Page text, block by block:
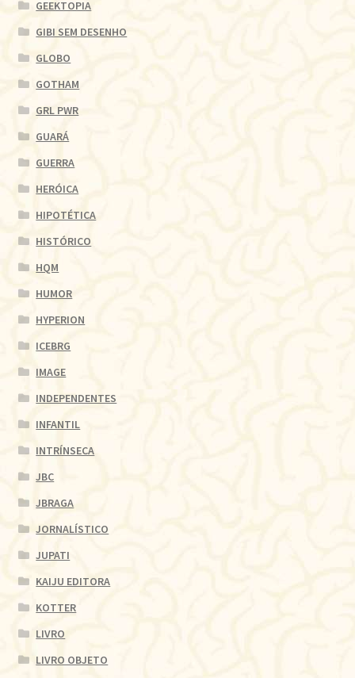
GEEKTOPIA
GIBI SEM DESENHO
GLOBO
GOTHAM
GRL PWR
GUARÁ
GUERRA
HERÓICA
HIPOTÉTICA
HISTÓRICO
HQM
HUMOR
HYPERION
ICEBRG
IMAGE
INDEPENDENTES
INFANTIL
INTRÍNSECA
JBC
JBRAGA
JORNALÍSTICO
JUPATI
KAIJU EDITORA
KOTTER
LIVRO
LIVRO OBJETO